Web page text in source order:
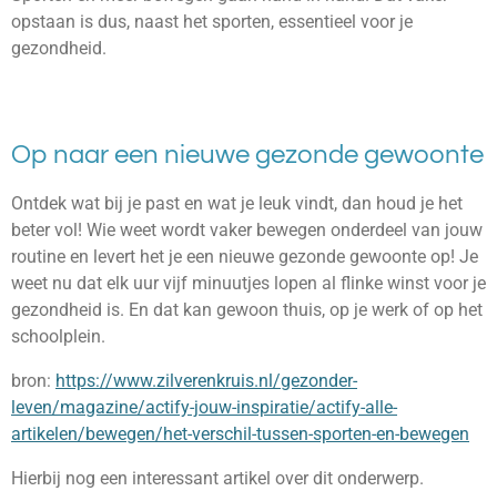
opstaan is dus, naast het sporten, essentieel voor je
gezondheid.
Op naar een nieuwe gezonde gewoonte
Ontdek wat bij je past en wat je leuk vindt, dan houd je het
beter vol! Wie weet wordt vaker bewegen onderdeel van jouw
routine en levert het je een nieuwe gezonde gewoonte op! Je
weet nu dat elk uur vijf minuutjes lopen al flinke winst voor je
gezondheid is. En dat kan gewoon thuis, op je werk of op het
schoolplein.
bron: https://www.zilverenkruis.nl/gezonder-
leven/magazine/actify-jouw-inspiratie/actify-alle-
artikelen/bewegen/het-verschil-tussen-sporten-en-bewegen
Hierbij nog een interessant artikel over dit onderwerp.